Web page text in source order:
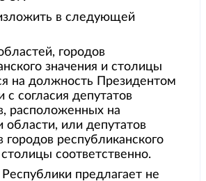
в следующей
городов
значения и столицы
на должность Президентом
с согласия депутатов
расположенных на
области, или депутатов
городов республиканского
соответственно.
предлагает не